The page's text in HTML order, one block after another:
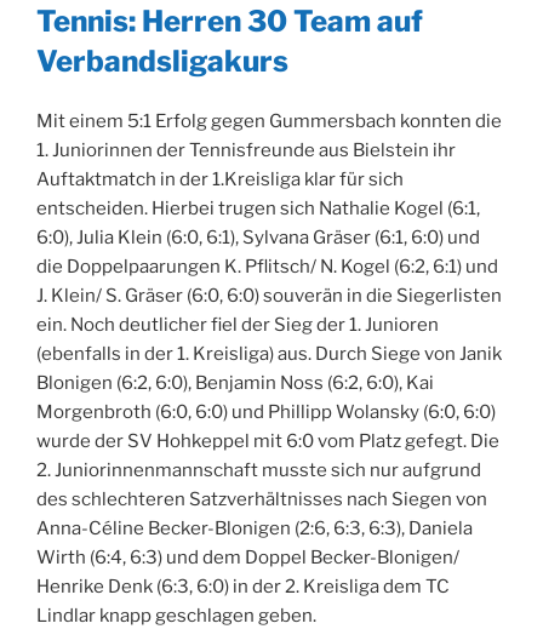
Tennis: Herren 30 Team auf
Verbandsligakurs
Mit einem 5:1 Erfolg gegen Gummersbach konnten die
1. Juniorinnen der Tennisfreunde aus Bielstein ihr
Auftaktmatch in der 1.Kreisliga klar für sich
entscheiden. Hierbei trugen sich Nathalie Kogel (6:1,
6:0), Julia Klein (6:0, 6:1), Sylvana Gräser (6:1, 6:0) und
die Doppelpaarungen K. Pflitsch/ N. Kogel (6:2, 6:1) und
J. Klein/ S. Gräser (6:0, 6:0) souverän in die Siegerlisten
ein. Noch deutlicher fiel der Sieg der 1. Junioren
(ebenfalls in der 1. Kreisliga) aus. Durch Siege von Janik
Blonigen (6:2, 6:0), Benjamin Noss (6:2, 6:0), Kai
Morgenbroth (6:0, 6:0) und Phillipp Wolansky (6:0, 6:0)
wurde der SV Hohkeppel mit 6:0 vom Platz gefegt. Die
2. Juniorinnenmannschaft musste sich nur aufgrund
des schlechteren Satzverhältnisses nach Siegen von
Anna-Céline Becker-Blonigen (2:6, 6:3, 6:3), Daniela
Wirth (6:4, 6:3) und dem Doppel Becker-Blonigen/
Henrike Denk (6:3, 6:0) in der 2. Kreisliga dem TC
Lindlar knapp geschlagen geben.